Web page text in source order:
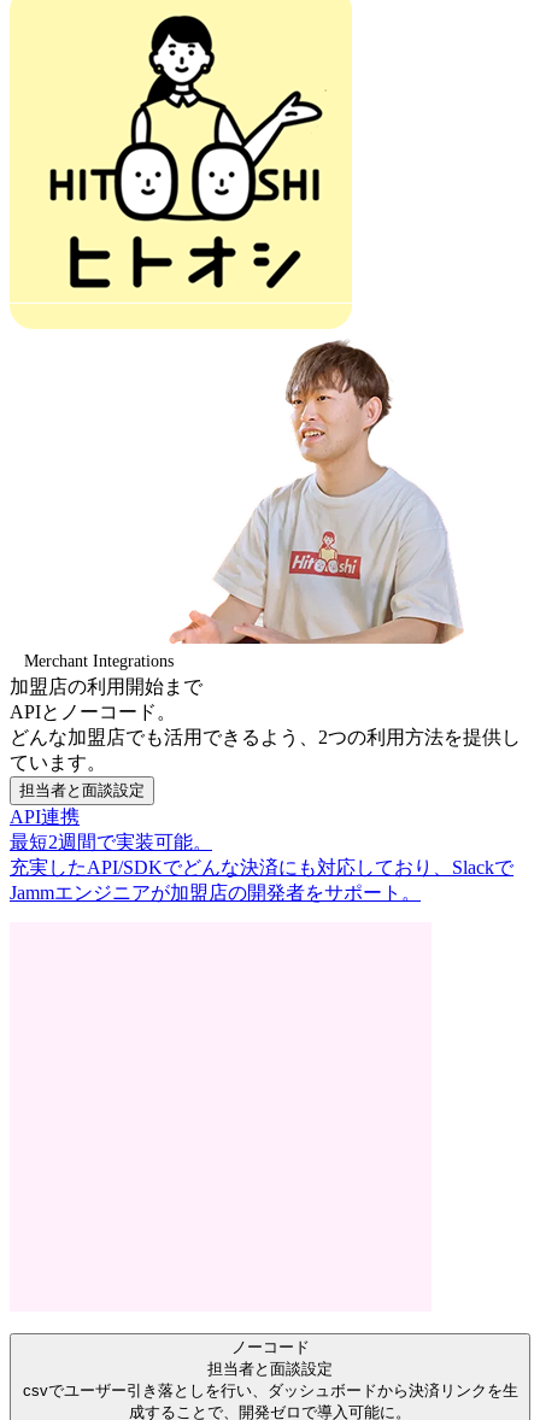
Merchant Integrations
加盟店の利用開始まで
APIとノーコード。
どんな加盟店でも活用できるよう、2つの利用方法を提供し
ています。
担当者と面談設定
API連携
最短2週間で実装可能。
充実したAPI/SDKでどんな決済にも対応しており、Slackで
Jammエンジニアが加盟店の開発者をサポート。
ノーコード
担当者と面談設定
csvでユーザー引き落としを行い、ダッシュボードから決済リンクを生
成することで、開発ゼロで導入可能に。